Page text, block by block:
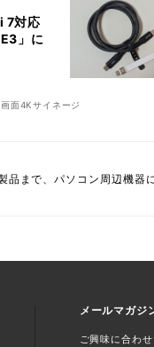
7対応
」に
面4Kサイネージ
まで、パソコン周辺機器
メールマガジ
ご興味に合わ